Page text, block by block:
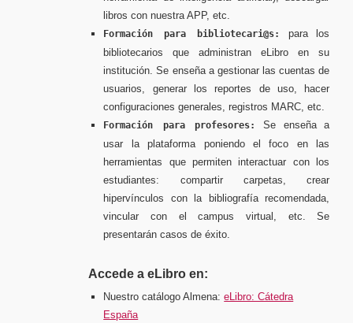
libros con nuestra APP, etc.
Formación para bibliotecari@s:
para los
bibliotecarios que administran eLibro en su
institución. Se enseña a gestionar las cuentas de
usuarios, generar los reportes de uso, hacer
configuraciones generales, registros MARC, etc.
Formación para profesores:
Se enseña a
usar la plataforma poniendo el foco en las
herramientas que permiten interactuar con los
estudiantes: compartir carpetas, crear
hipervínculos con la bibliografía recomendada,
vincular con el campus virtual, etc. Se
presentarán casos de éxito.
Accede a eLibro en:
Nuestro catálogo Almena:eLibro: Cátedra
España